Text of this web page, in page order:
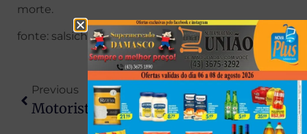
morte.
fonte: salsicha Maringá
Previous
Motorista Fica Gravemente Ferido Após Perder Controle Do Veículo E Colidir Contra Poste Na PR-340, Em Jaguapitã
Next
Bebê Sofre Acidente Doméstico Grave E Fica Com Carregador Cravado Na Testa Em MG